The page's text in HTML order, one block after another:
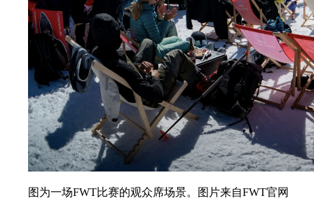
图为一场FWT比赛的观众席场景。图片来自FWT官网